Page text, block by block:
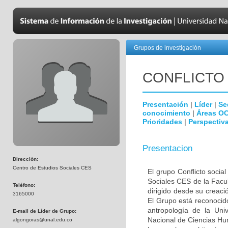
Dirección:
Centro de Estudios Sociales CES
Teléfono:
3165000
E-mail de Líder de Grupo:
algongoras@unal.edu.co
Grupos de investigación
Presentación | Líder|
conocimiento | Áreas
Prioridades |
Presentacion
El grupo Conflicto
Sociales CES de la
dirigido desde su
El Grupo está
antropología de la
Nacional de Ciencias